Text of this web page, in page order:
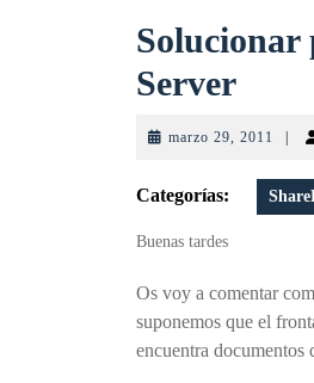
Solucionar
Server
marzo 29, 2011 marzo
2011
Categorías:
Buenas tardes
Os voy a comentar
suponemos que el
encuentra documentos